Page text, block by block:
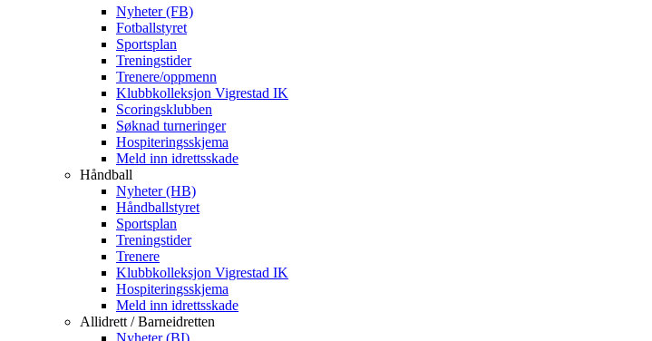
Nyheter (FB)
Fotballstyret
Sportsplan
Treningstider
Trenere/oppmenn
Klubbkolleksjon Vigrestad IK
Scoringsklubben
Søknad turneringer
Hospiteringsskjema
Meld inn idrettsskade
Håndball
Nyheter (HB)
Håndballstyret
Sportsplan
Treningstider
Trenere
Klubbkolleksjon Vigrestad IK
Hospiteringsskjema
Meld inn idrettsskade
Allidrett / Barneidretten
Nyheter (BI)